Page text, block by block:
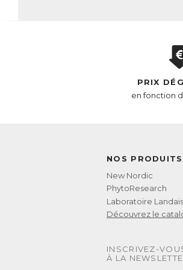
PRIX
en fonction
NOS PRODUITS
New Nordic
PhytoResearch
Laboratoire Landais
Découvrez le
INSCRIVEZ-
À LA